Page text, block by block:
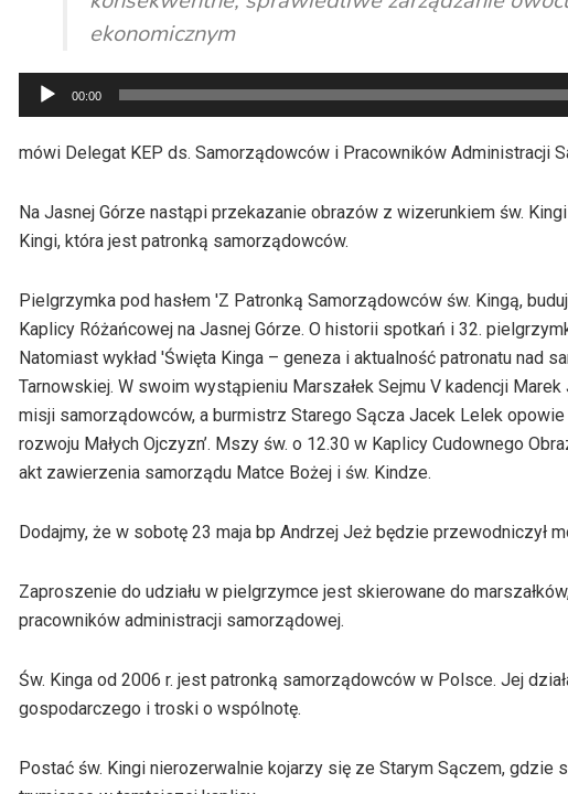
ekonomicznym
Odtwarzacz
plików
dźwiękowych
00:00
mówi Delegat KEP ds. Samorządowców i Pracowników Administracji
Na Jasnej Górze nastąpi przekazanie obrazów z wizerunkiem św.
Kingi, która jest patronką samorządowców.
Pielgrzymka pod hasłem 'Z Patronką Samorządowców św. Kingą,
Kaplicy Różańcowej na Jasnej Górze. O historii spotkań i 32.
Natomiast wykład 'Święta Kinga – geneza i aktualność patronatu nad
Tarnowskiej. W swoim wystąpieniu Marszałek Sejmu V kadencji
misji samorządowców, a burmistrz Starego Sącza Jacek Lelek
rozwoju Małych Ojczyzn’. Mszy św. o 12.30 w Kaplicy Cudownego
akt zawierzenia samorządu Matce Bożej i św. Kindze.
Dodajmy, że w sobotę 23 maja bp Andrzej Jeż będzie przewodniczył
Zaproszenie do udziału w pielgrzymce jest skierowane do
pracowników administracji samorządowej.
Św. Kinga od 2006 r. jest patronką samorządowców w Polsce. Jej
gospodarczego i troski o wspólnotę.
Postać św. Kingi nierozerwalnie kojarzy się ze Starym Sączem,